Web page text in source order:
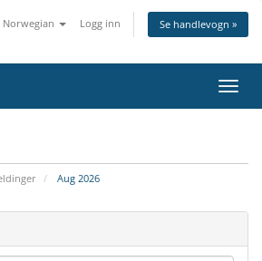
Norwegian Logg inn Se handlevogn »
Bytt
Aug 2026